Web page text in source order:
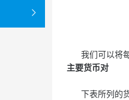
我们可以将每
主要货币对
下表所列的货